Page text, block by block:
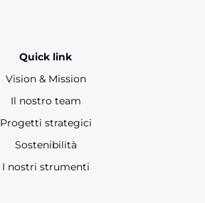
Quick link
Vision & Mission
Il nostro team
Progetti strategici
Sostenibilità
I nostri strumenti